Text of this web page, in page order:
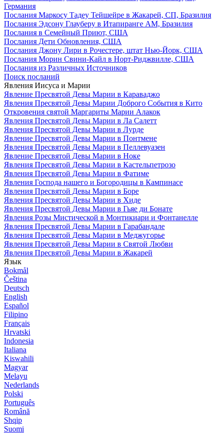
Германия
Послания Маркосу Тадеу Тейшейре в Жакарей, СП, Бразилия
Послания Эдсону Глауберу в Итапиранге AM, Бразилия
Послания в Семейный Приют, США
Послания Дети Обновления, США
Послания Джону Лири в Рочестере, штат Нью-Йорк, США
Послания Морин Свини-Кайл в Норт-Риджвилле, США
Послания из Различных Источников
Поиск посланий
Явления Иисуса и Марии
Явление Пресвятой Девы Марии в Караваджо
Явления Пресвятой Девы Марии Доброго События в Кито
Откровения святой Маргариты Марии Алакок
Явления Пресвятой Девы Марии в Ла Салетт
Явления Пресвятой Девы Марии в Лурде
Явление Пресвятой Девы Марии в Понтмене
Явления Пресвятой Девы Марии в Пеллевуазен
Явление Пресвятой Девы Марии в Ноке
Явления Пресвятой Девы Марии в Кастельпетрозо
Явления Пресвятой Девы Марии в Фатиме
Явления Господа нашего и Богородицы в Кампинасе
Явления Пресвятой Девы Марии в Боре
Явления Пресвятой Девы Марии в Хиде
Явления Пресвятой Девы Марии в Гьяе ди Бонате
Явления Розы Мистической в Монтикиари и Фонтанелле
Явления Пресвятой Девы Марии в Гарабандале
Явления Пресвятой Девы Марии в Меджугорье
Явления Пресвятой Девы Марии в Святой Любви
Явления Пресвятой Девы Марии в Жакарей
Язык
Bokmål
Čeština
Deutsch
English
Español
Filipino
Français
Hrvatski
Indonesia
Italiana
Kiswahili
Magyar
Melayu
Nederlands
Polski
Português
Română
Shqip
Suomi